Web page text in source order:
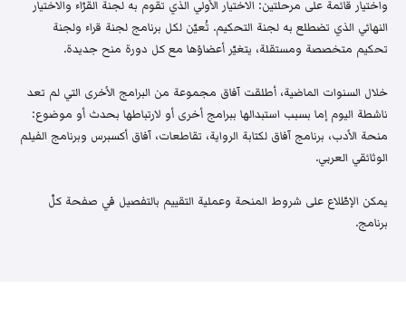
واختيار قائمة على مرحلتين: الاختيار الأولي الذي تقوم به لجنة القرّاء والاختيار
النهائي الذي تضطلع به لجنة التحكيم. تُعيّن لكل برنامج لجنة قراء ولجنة
تحكيم متخصصة ومستقلة، يتغيّر أعضاؤها مع كل دورة منح جديدة.
خلال السنوات الماضية، أطلقت آفاق مجموعة من البرامج الأخرى التي لم تعد
ناشطة اليوم إما بسبب استبدالها ببرامج أخرى أو لارتباطها بحدث أو موضوع:
منحة الأدب، برنامج آفاق لكتابة الرواية، تقاطعات، آفاق أكسبرس وبرنامج الفيلم
الوثائقي العربي.
يمكن الإطّلاع على شروط المنحة وعملية التقييم بالتفصيل في صفحة كلّ
برنامج.